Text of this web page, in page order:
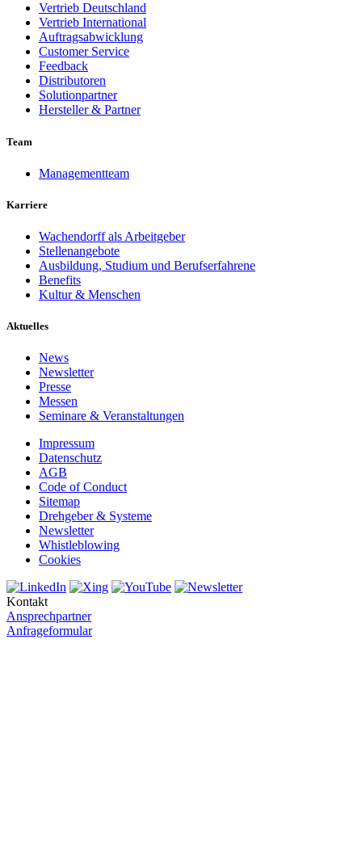
Vertrieb Deutschland
Vertrieb International
Auftragsabwicklung
Customer Service
Feedback
Distributoren
Solutionpartner
Hersteller & Partner
Team
Managementteam
Karriere
Wachendorff als Arbeitgeber
Stellenangebote
Ausbildung, Studium und Berufserfahrene
Benefits
Kultur & Menschen
Aktuelles
News
Newsletter
Presse
Messen
Seminare & Veranstaltungen
Impressum
Datenschutz
AGB
Code of Conduct
Sitemap
Drehgeber & Systeme
Newsletter
Whistleblowing
Cookies
Kontakt
Ansprechpartner
Anfrageformular